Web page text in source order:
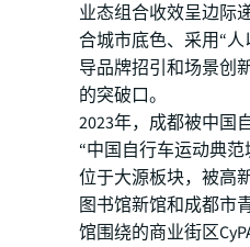
业态组合收效呈边际
合城市底色、采用“
导品牌招引和场景创
的突破口。
2023年，成都被中国
“中国自行车运动典范
位于大源板块，被高
图书馆新馆和成都市
馆围绕的商业街区